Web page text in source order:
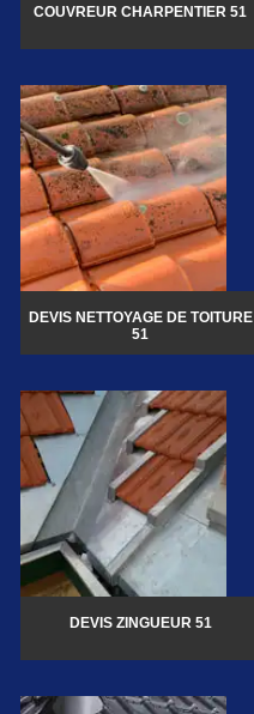
COUVREUR CHARPENTIER 51
DEVIS NETTOYAGE DE TOITURE
51
DEVIS ZINGUEUR 51